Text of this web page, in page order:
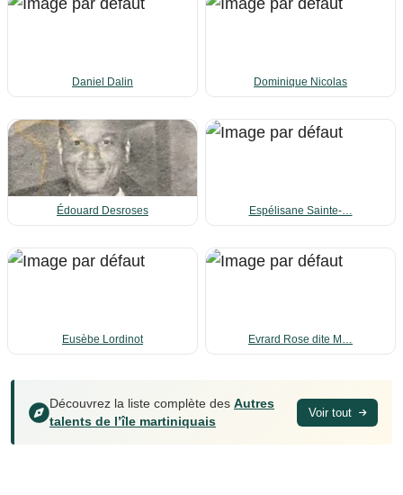
Daniel Dalin Dominique Nicolas
Édouard Desroses Espélisane Sainte-…
Eusèbe Lordinot Evrard Rose dite M…
Découvrez la liste complète des Autres
talents de l’île martiniquais
Voir tout